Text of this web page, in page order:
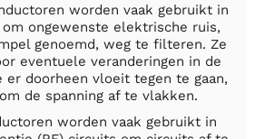
worden vaak gebruikt in
om ongewenste elektrische ruis,
genoemd, weg te filteren. Ze
eventuele veranderingen in de
er doorheen vloeit tegen te gaan,
de spanning af te vlakken.
worden vaak gebruikt in